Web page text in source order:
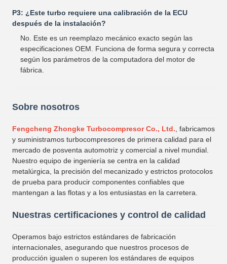
P3: ¿Este turbo requiere una calibración de la ECU
después de la instalación?
No. Este es un reemplazo mecánico exacto según las
especificaciones OEM. Funciona de forma segura y correcta
según los parámetros de la computadora del motor de
fábrica.
Sobre nosotros
Fengcheng Zhongke Turbocompresor Co., Ltd., fabricamos
y suministramos turbocompresores de primera calidad para el
mercado de posventa automotriz y comercial a nivel mundial.
Nuestro equipo de ingeniería se centra en la calidad
metalúrgica, la precisión del mecanizado y estrictos protocolos
de prueba para producir componentes confiables que
mantengan a las flotas y a los entusiastas en la carretera.
Nuestras certificaciones y control de calidad
Operamos bajo estrictos estándares de fabricación
internacionales, asegurando que nuestros procesos de
producción igualen o superen los estándares de equipos